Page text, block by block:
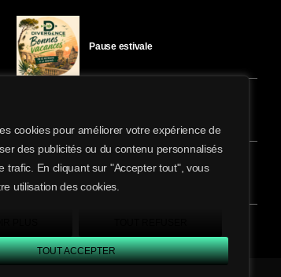
cookies pour améliorer votre expérience de
des publicités ou du contenu personnalisés
trafic. En cliquant sur "Accepter tout", vous
utilisation des cookies.
TOUT ACCEPTER
share
10
email
Pause estivale
Ici l’Ombre – mardi 28 juillet